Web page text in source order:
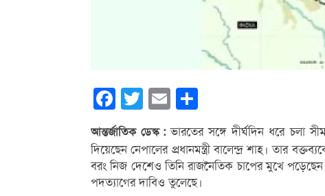
Facebook
Twitter Email
আন্তর্জাতিক ডেস্ক :ভারতের সঙ্গে দীর্ঘদিন ধরে চলা
দিয়েছেন নেপালের প্রধানমন্ত্রী বালেন্দ্র শাহ। তার
বরং নিজ দেশেও তিনি রাজনৈতিক চাপের মুখে
পদত্যাগের দাবিও তুলেছে।